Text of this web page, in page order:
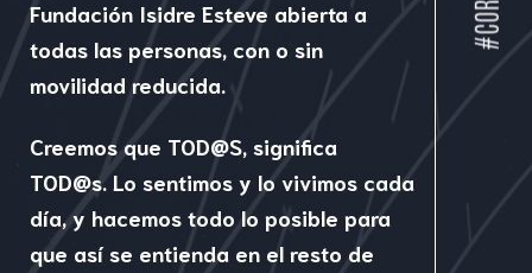
Fundación Isidre Esteve abierta a
todas las personas, con o sin
movilidad reducida.
Creemos que TOD@S, significa
TOD@s. Lo sentimos y lo vivimos cada
día, y hacemos todo lo posible para
que así se entienda en el resto de